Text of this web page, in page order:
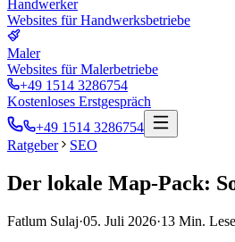
Handwerker
Websites für Handwerksbetriebe
Maler
Websites für Malerbetriebe
+49 1514 3286754
Kostenloses Erstgespräch
+49 1514 3286754
Ratgeber
SEO
Der lokale Map-Pack:
Fatlum Sulaj·05. Juli 2026·13 Min.